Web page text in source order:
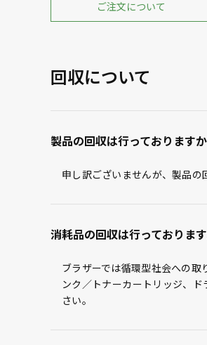
ご注文について
回収について
製品の回収は行っております
申し訳ございませんが、製品の
消耗品の回収は行っておりま
ブラザーでは循環型社会への
ンク／トナーカートリッジ、
さい。